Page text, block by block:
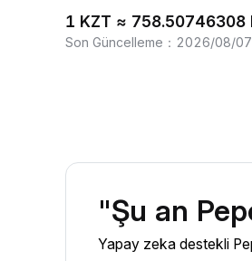
1 KZT ≈ 758.50746308
Son Güncelleme ： 2026/08/
"Şu an
Yapay zeka destekli